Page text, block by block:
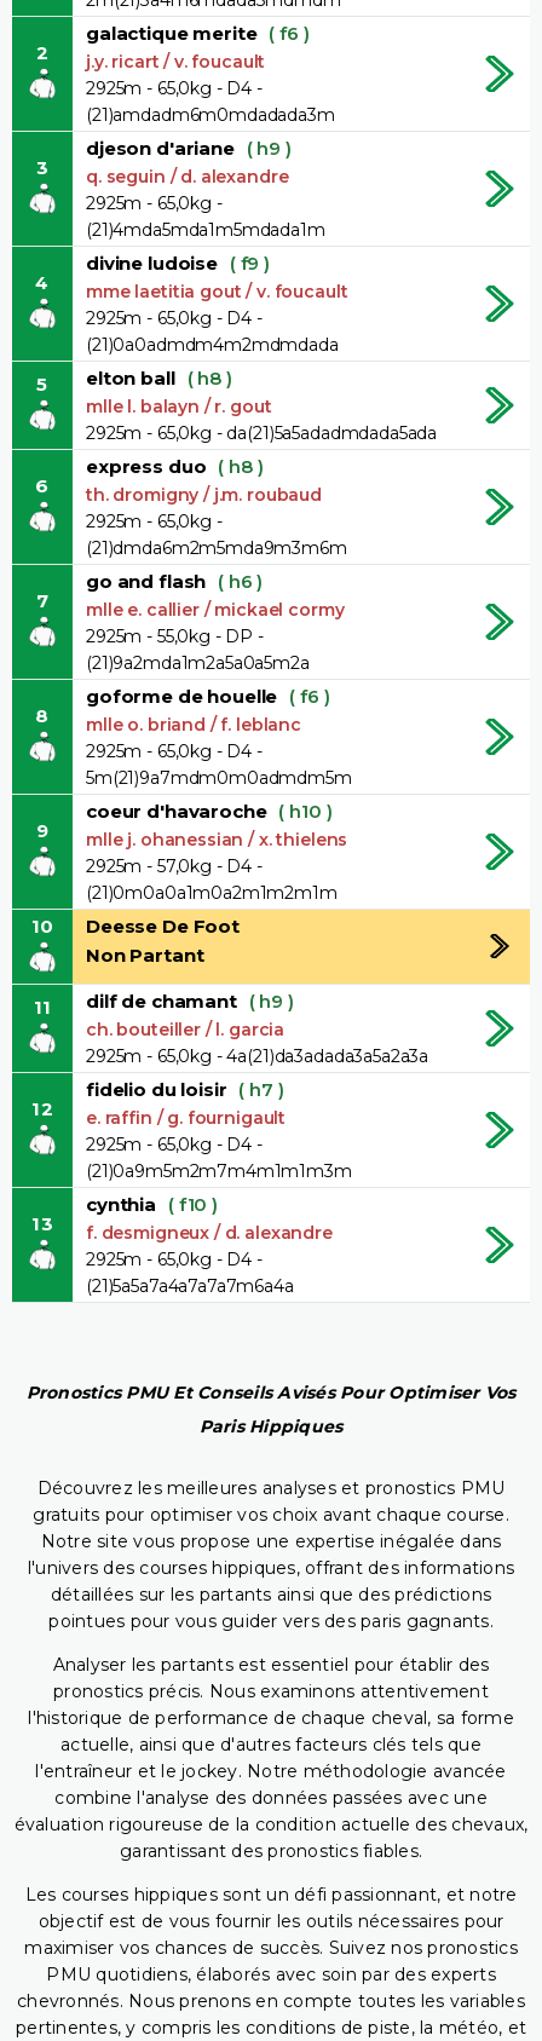
2
galactique merite ( f6 )
j.y. ricart / v. foucault
2925m - 65,0kg - D4 -
(21)amdadm6m0mdadada3m
3
djeson d'ariane ( h9 )
q. seguin / d. alexandre
2925m - 65,0kg -
(21)4mda5mda1m5mdada1m
4
divine ludoise ( f9 )
mme laetitia gout / v. foucault
2925m - 65,0kg - D4 -
(21)0a0admdm4m2mdmdada
5 elton ball ( h8 )
mlle l. balayn / r. gout
2925m - 65,0kg - da(21)5a5adadmdada5ada
6
express duo ( h8 )
th. dromigny / j.m. roubaud
2925m - 65,0kg -
(21)dmda6m2m5mda9m3m6m
7
go and flash ( h6 )
mlle e. callier / mickael cormy
2925m - 55,0kg - DP -
(21)9a2mda1m2a5a0a5m2a
8
goforme de houelle ( f6 )
mlle o. briand / f. leblanc
2925m - 65,0kg - D4 -
5m(21)9a7mdm0m0admdm5m
9
coeur d'havaroche ( h10 )
mlle j. ohanessian / x. thielens
2925m - 57,0kg - D4 -
(21)0m0a0a1m0a2m1m2m1m
10
Deesse De Foot
Non Partant
11 dilf de chamant ( h9 )
ch. bouteiller / l. garcia
2925m - 65,0kg - 4a(21)da3adada3a5a2a3a
12
fidelio du loisir ( h7 )
e. raffin / g. fournigault
2925m - 65,0kg - D4 -
(21)0a9m5m2m7m4m1m1m3m
13
cynthia ( f10 )
f. desmigneux / d. alexandre
2925m - 65,0kg - D4 -
(21)5a5a7a4a7a7a7m6a4a
Pronostics PMU Et Conseils Avisés Pour Optimiser Vos
Paris Hippiques
Découvrez les meilleures analyses et pronostics PMU
gratuits pour optimiser vos choix avant chaque course.
Notre site vous propose une expertise inégalée dans
l'univers des courses hippiques, offrant des informations
détaillées sur les partants ainsi que des prédictions
pointues pour vous guider vers des paris gagnants.
Analyser les partants est essentiel pour établir des
pronostics précis. Nous examinons attentivement
l'historique de performance de chaque cheval, sa forme
actuelle, ainsi que d'autres facteurs clés tels que
l'entraîneur et le jockey. Notre méthodologie avancée
combine l'analyse des données passées avec une
évaluation rigoureuse de la condition actuelle des chevaux,
garantissant des pronostics fiables.
Les courses hippiques sont un défi passionnant, et notre
objectif est de vous fournir les outils nécessaires pour
maximiser vos chances de succès. Suivez nos pronostics
PMU quotidiens, élaborés avec soin par des experts
chevronnés. Nous prenons en compte toutes les variables
pertinentes, y compris les conditions de piste, la météo, et